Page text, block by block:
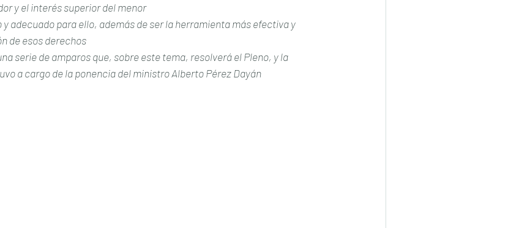
y el interés superior del menor
y adecuado para ello, además de ser la herramienta más efectiva y
de esos derechos
serie de amparos que, sobre este tema, resolverá el Pleno, y la
a cargo de la ponencia del ministro Alberto Pérez Dayán